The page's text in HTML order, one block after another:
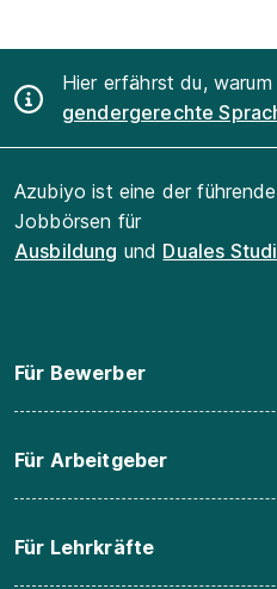
Hier erfährst du,
gendergerechte
Azubiyo ist eine der
Jobbörsen für
Ausbildung und Duales
Für Bewerber
Für Arbeitgeber
Für Lehrkräfte